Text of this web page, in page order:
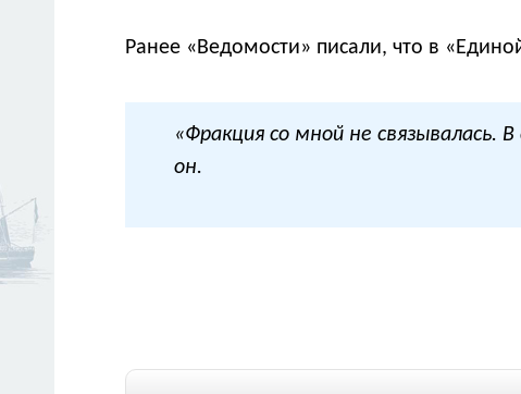
Ранее «Ведомости» писали, что в
«Фракция со мной не связывалась.
он.